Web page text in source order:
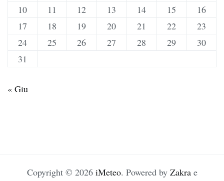
10
11 12 13 14 15
16
17
18 19 20 21 22
23
24
25 26 27 28 29
30
31
« Giu
Copyright © 2026 iMeteo. Powered by Zakrae